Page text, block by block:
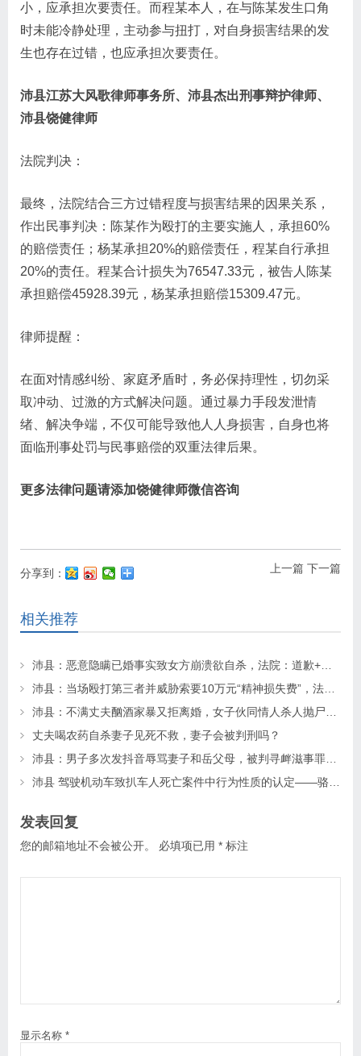
小，应承担次要责任。而程某本人，在与陈某发生口角
时未能冷静处理，主动参与扭打，对自身损害结果的发
生也存在过错，也应承担次要责任。
沛县江苏大风歌律师事务所、沛县杰出刑事辩护律师、
沛县饶健律师
法院判决：
最终，法院结合三方过错程度与损害结果的因果关系，
作出民事判决：陈某作为殴打的主要实施人，承担60%
的赔偿责任；杨某承担20%的赔偿责任，程某自行承担
20%的责任。程某合计损失为76547.33元，被告人陈某
承担赔偿45928.39元，杨某承担赔偿15309.47元。
律师提醒：
在面对情感纠纷、家庭矛盾时，务必保持理性，切勿采
取冲动、过激的方式解决问题。通过暴力手段发泄情
绪、解决争端，不仅可能导致他人人身损害，自身也将
面临刑事处罚与民事赔偿的双重法律后果。
更多法律问题请添加饶健律师微信咨询
上一篇 下一篇
分享到：
相关推荐
丈夫喝农药自杀妻子见死不救，妻子会被判刑吗？
发表回复
您的邮箱地址不会被公开。 必填项已用 * 标注
显示名称 *